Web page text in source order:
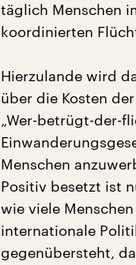
täglich Menschen
koordinierten
Hierzulande wird
über die Kosten
„Wer-betrügt-der-
Menschen
Positiv besetzt ist
wie viele
internationale
gegenübersteht,